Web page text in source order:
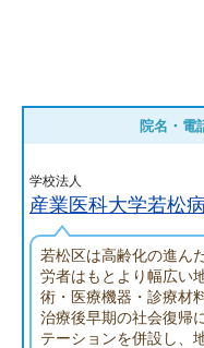
院名・電
学校法人
産業医科大学若松
若松区は高齢化の進ん
労者はもとより幅広い
術・医療機器・診療材
治療後早期の社会復帰
テーションを併設し、